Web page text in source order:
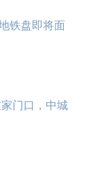
铁盘即将面
门口，中城